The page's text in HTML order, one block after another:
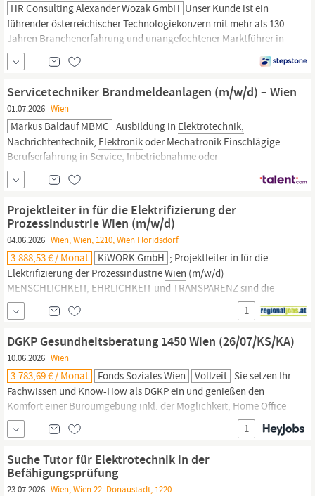
HR Consulting Alexander Wozak GmbH Unser Kunde ist ein
führender österreichischer Technologiekonzern mit mehr als 130
Jahren Branchenerfahrung und unangefochtener Marktführer in
seinem Segment mit seinem Portfolio. Wir suchen ab sofort für
den Standort inWien
mit Schwerpunkt Verteiler- und EMSR-Planung
(m/w). Kennnummer:
Servicetechniker Brandmeldeanlagen (m/w/d) – Wien
01.07.2026 Wien
Markus Baldauf MBMC Ausbildung in Elektrotechnik,
Nachrichtentechnik, Elektronikoder Mechatronik Einschlägige
Berufserfahrung in Service, Inbetriebnahme oder
Steuerungstechnik Fundierte Kenntnisse in BUS-Systemen und
Anlagenparametrierung Bereitschaft zur Einarbeitung in
(70% WienMünchen + DE/HU...
Projektleiter in für die Elektrifizierung der
Prozessindustrie Wien (m/w/d)
04.06.2026 Wien, Wien, 1210, Wien Floridsdorf
3.888,53 € / Monat KiWORK GmbH ; Projektleiter in für die
Elektrifizierung der ProzessindustrieWien (m/w/d)
MENSCHLICHKEIT, EHRLICHKEIT und TRANSPARENZ sind die
KiWORK DNA Anforderungen Abgeschlossene technische
Ausbildung (HTL, Fachschule, FH, Studium) - Fachrichtung
oder Mess- und Regeltechnik
Mindestens 4 Jahre Berufserfahrung, gute
1
DGKP Gesundheitsberatung 1450 Wien (26/07/KS/KA)
10.06.2026 Wien
3.783,69 € / Monat Fonds Soziales Wien Vollzeit Sie setzen Ihr
Fachwissen und Know-How als DGKP ein und genießen den
Komfort einer Büroumgebung inkl. der Möglichkeit, Home Office
in Anspruch zu nehmen. Als Mitarbeiter:in bei der
Gesundheitsberatung 1450
sind Sie 365 Tage rund um die
Bevölkerung erreichbar und arbeiten in einem flexiblen...
1
Suche Tutor für Elektrotechnik in der
Befähigungsprüfung
23.07.2026 Wien, Wien 22. Donaustadt, 1220